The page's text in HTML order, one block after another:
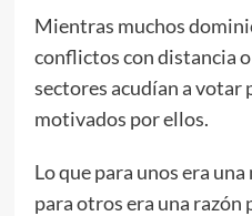
Mientras muchos
conflictos con distancia
sectores acudían a
motivados por ellos.
Lo que para unos era
para otros era una razón